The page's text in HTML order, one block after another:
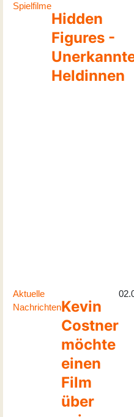
Spielfilme
Hidden
Figures -
Heldinnen
Aktuelle
NachrichtenKevin
Costner
möchte
einen
Film
über